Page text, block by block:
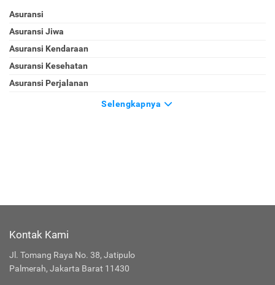
Asuransi
Asuransi Jiwa
Asuransi Kendaraan
Asuransi Kesehatan
Asuransi Perjalanan
Selengkapnya
Kontak Kami
Jl. Tomang Raya No. 38, Jatipulo
Palmerah, Jakarta Barat 11430